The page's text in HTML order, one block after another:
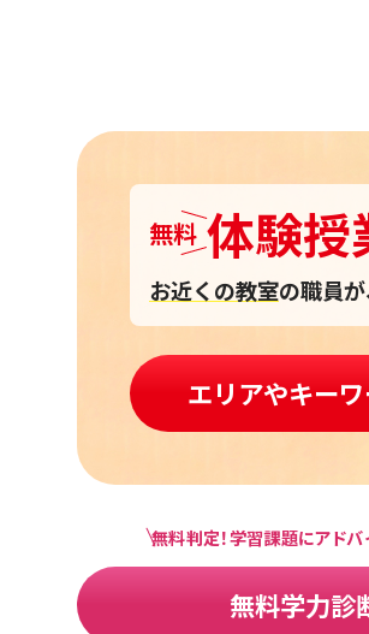
無料 体験授
お近くの教室の職員
エリアやキー
無料判定！学習課題にアドバ
無料学力診